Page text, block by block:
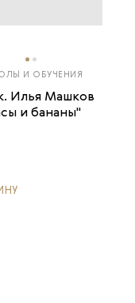
И ОБУЧЕНИЯ
Илья Машков
и бананы"